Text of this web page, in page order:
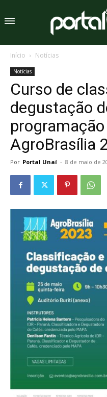
Início Notícias
Notícias
Curso de
degustação
AgroBrasília
Por Portal Unaí - 8 de maio de